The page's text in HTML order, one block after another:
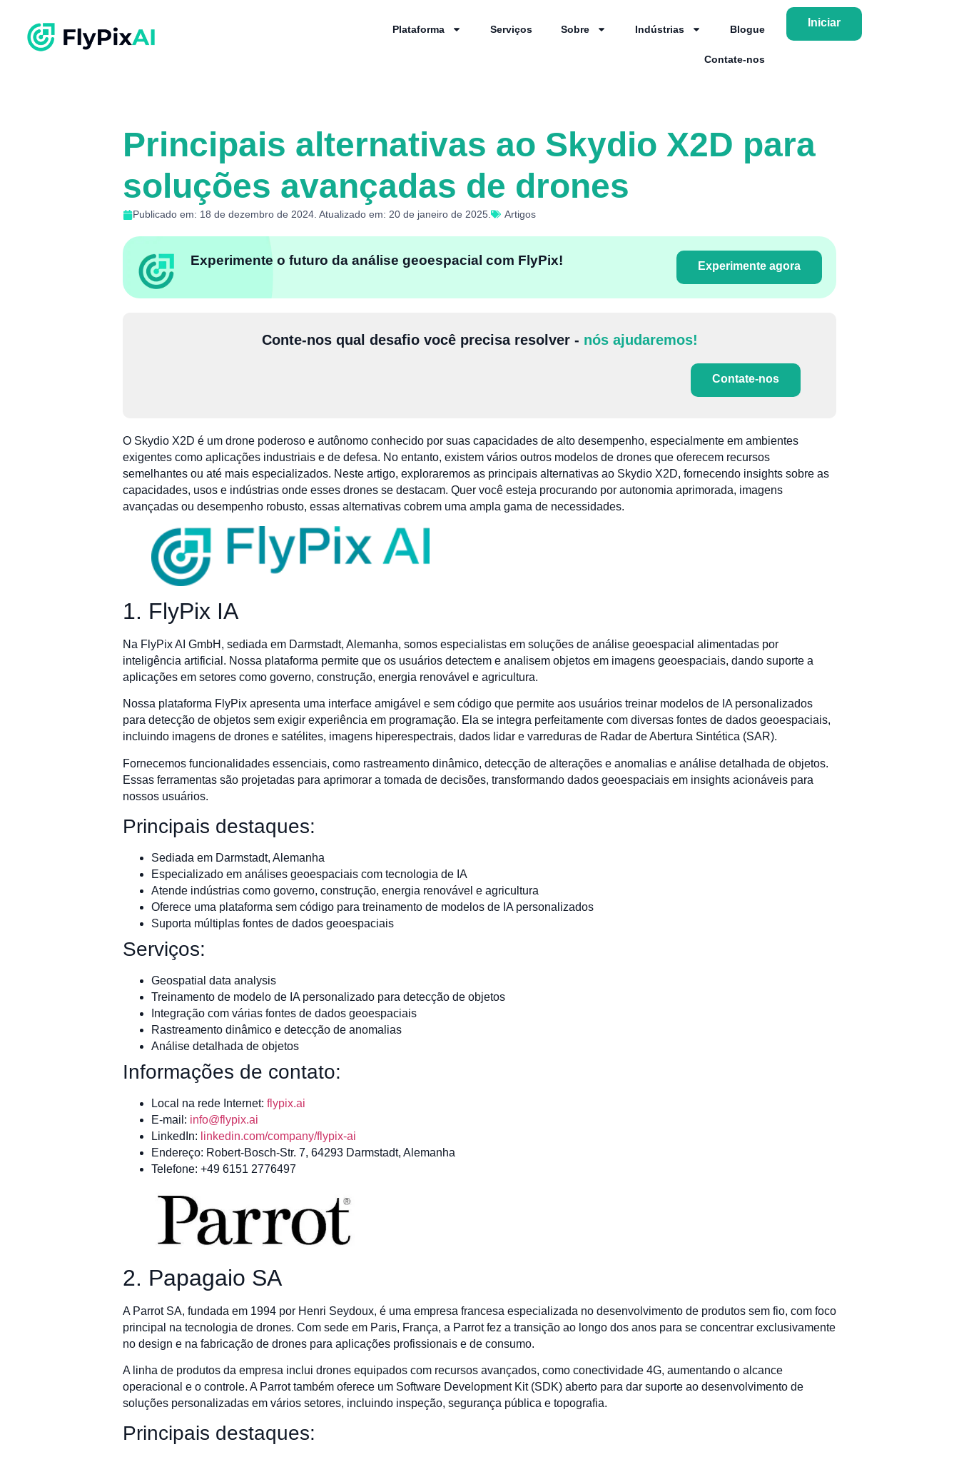
Plataforma Serviços Sobre Indústrias Blogue
Contate-nos
Iniciar
Principais alternativas ao Skydio X2D para
soluções avançadas de drones
Publicado em: 18 de dezembro de 2024. Atualizado em: 20 de janeiro de 2025. Artigos
Experimente o futuro da análise geoespacial com FlyPix! Experimente agora
Conte-nos qual desafio você precisa resolver - nós ajudaremos!
Contate-nos
O Skydio X2D é um drone poderoso e autônomo conhecido por suas capacidades de alto desempenho, especialmente em ambientes
exigentes como aplicações industriais e de defesa. No entanto, existem vários outros modelos de drones que oferecem recursos
semelhantes ou até mais especializados. Neste artigo, exploraremos as principais alternativas ao Skydio X2D, fornecendo insights sobre as
capacidades, usos e indústrias onde esses drones se destacam. Quer você esteja procurando por autonomia aprimorada, imagens
avançadas ou desempenho robusto, essas alternativas cobrem uma ampla gama de necessidades.
1. FlyPix IA
Na FlyPix AI GmbH, sediada em Darmstadt, Alemanha, somos especialistas em soluções de análise geoespacial alimentadas por
inteligência artificial. Nossa plataforma permite que os usuários detectem e analisem objetos em imagens geoespaciais, dando suporte a
aplicações em setores como governo, construção, energia renovável e agricultura.
Nossa plataforma FlyPix apresenta uma interface amigável e sem código que permite aos usuários treinar modelos de IA personalizados
para detecção de objetos sem exigir experiência em programação. Ela se integra perfeitamente com diversas fontes de dados geoespaciais,
incluindo imagens de drones e satélites, imagens hiperespectrais, dados lidar e varreduras de Radar de Abertura Sintética (SAR).
Fornecemos funcionalidades essenciais, como rastreamento dinâmico, detecção de alterações e anomalias e análise detalhada de objetos.
Essas ferramentas são projetadas para aprimorar a tomada de decisões, transformando dados geoespaciais em insights acionáveis para
nossos usuários.
Principais destaques:
Sediada em Darmstadt, Alemanha
Especializado em análises geoespaciais com tecnologia de IA
Atende indústrias como governo, construção, energia renovável e agricultura
Oferece uma plataforma sem código para treinamento de modelos de IA personalizados
Suporta múltiplas fontes de dados geoespaciais
Serviços:
Geospatial data analysis
Treinamento de modelo de IA personalizado para detecção de objetos
Integração com várias fontes de dados geoespaciais
Rastreamento dinâmico e detecção de anomalias
Análise detalhada de objetos
Informações de contato:
Local na rede Internet: flypix.ai
E-mail: info@flypix.ai
LinkedIn: linkedin.com/company/flypix-ai
Endereço: Robert-Bosch-Str. 7, 64293 Darmstadt, Alemanha
Telefone: +49 6151 2776497
2. Papagaio SA
A Parrot SA, fundada em 1994 por Henri Seydoux, é uma empresa francesa especializada no desenvolvimento de produtos sem fio, com foco
principal na tecnologia de drones. Com sede em Paris, França, a Parrot fez a transição ao longo dos anos para se concentrar exclusivamente
no design e na fabricação de drones para aplicações profissionais e de consumo.
A linha de produtos da empresa inclui drones equipados com recursos avançados, como conectividade 4G, aumentando o alcance
operacional e o controle. A Parrot também oferece um Software Development Kit (SDK) aberto para dar suporte ao desenvolvimento de
soluções personalizadas em vários setores, incluindo inspeção, segurança pública e topografia.
Principais destaques: